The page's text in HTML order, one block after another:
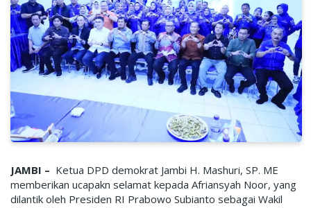
JAMBI – Ketua DPD demokrat Jambi H. Mashuri, SP. ME
memberikan ucapakn selamat kepada Afriansyah Noor, yang
dilantik oleh Presiden RI Prabowo Subianto sebagai Wakil